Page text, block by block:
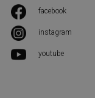
facebook
instagram
youtube